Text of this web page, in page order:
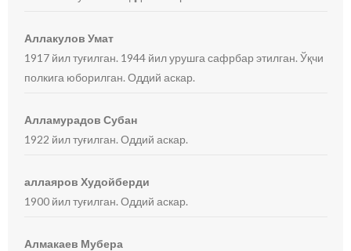
Аллакулов Умат
1917 йил туғилган. 1944 йил урушга сафрбар этилган. Ўқчи
полкига юборилган. Оддий аскар.
Алламурадов Субан
1922 йил туғилган. Оддий аскар.
аллаяров Худойберди
1900 йил туғилган. Оддий аскар.
Алмакаев Мубера